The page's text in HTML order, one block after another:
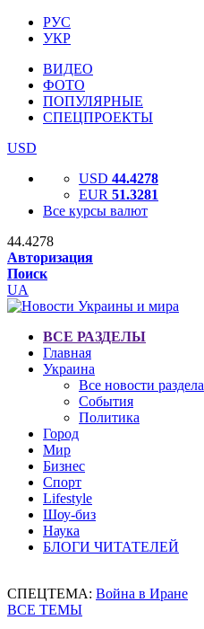
РУС
УКР
ВИДЕО
ФОТО
ПОПУЛЯРНЫЕ
СПЕЦПРОЕКТЫ
USD
USD 44.4278
EUR 51.3281
Все курсы валют
44.4278
Авторизация
Поиск
UA
ВСЕ РАЗДЕЛЫ
Главная
Украина
Все новости раздела
События
Политика
Город
Мир
Бизнес
Спорт
Lifestyle
Шоу-биз
Наука
БЛОГИ ЧИТАТЕЛЕЙ
СПЕЦТЕМА: Война в Иране
ВСЕ ТЕМЫ